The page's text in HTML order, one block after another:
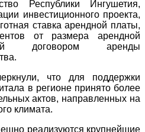
Республики Ингушетия,
инвестиционного проекта,
ставка арендной платы,
от размера арендной
договором аренды
что для поддержки
в регионе принято более
актов, направленных на
климата.
реализуются крупнейшие